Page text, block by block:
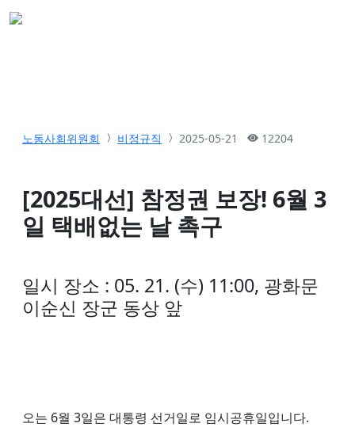
노동사회위원회 비정규직 2025-05-21 12204
[2025대선] 참정권 보장! 6월 3
일 택배없는 날 촉구
일시 장소 : 05. 21. (수) 11:00, 광화문
이순신 장군 동상 앞
오는 6월 3일은 대통령 선거일로 임시공휴일입니다.